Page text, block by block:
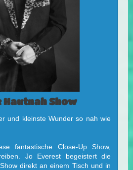
Hautnah Show
und kleinste Wunder so nah wie
fantastische Close-Up Show,
Jo Everest begeistert die
direkt an einem Tisch und in